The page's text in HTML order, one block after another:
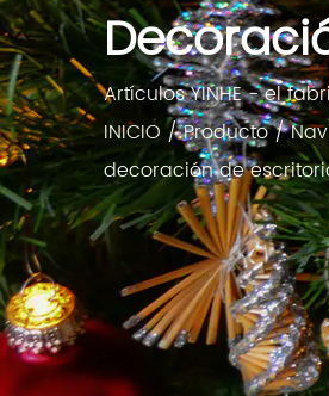
Artículos YINHE - el
INICIO/Producto/
decoración de